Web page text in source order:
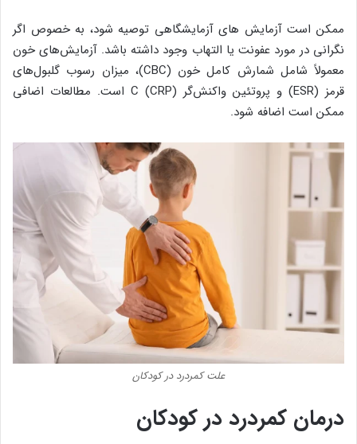
ممکن است آزمایش های آزمایشگاهی توصیه شود، به خصوص اگر
نگرانی در مورد عفونت یا التهاب وجود داشته باشد. آزمایش‌های خون
معمولاً شامل شمارش کامل خون (CBC)، میزان رسوب گلبول‌های
قرمز (ESR) و پروتئین واکنش‌گر C (CRP) است. مطالعات اضافی
ممکن است اضافه شود.
علت کمردرد در کودکان
درمان کمردرد در کودکان